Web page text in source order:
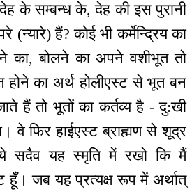
के सम्बन्ध के, देह की इस पुरानी
हैं? कोई भी कर्मेन्द्रिय का
बोलने का अपने वशीभूत तो
होने का अर्थ होलीएस्ट से भूत बन
हैं तो भूतों का कर्तव्य है - दु:खी
वे फिर हाईएस्ट ब्राह्मण से शूद्र
सदैव यह स्मृति में रखो कि मैं
हूँ। जब यह प्रत्यक्ष रूप में अर्थात्